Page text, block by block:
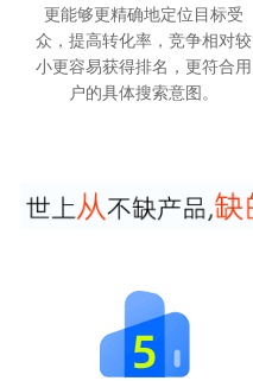
更能够更精确地定位目标受
众，提高转化率，竞争相对较
小更容易获得排名，更符合用
户的具体搜索意图。